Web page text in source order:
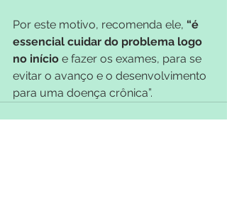
Por este motivo, recomenda ele, “é
essencial cuidar do problema logo
no início e fazer os exames, para se
evitar o avanço e o desenvolvimento
para uma doença crônica”.